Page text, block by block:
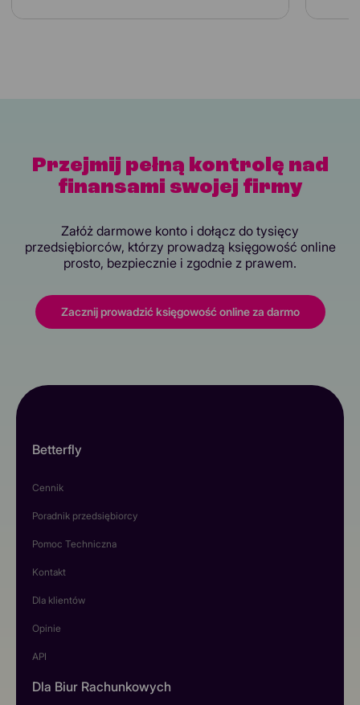
Przejmij pełną kontrolę nad
finansami swojej firmy
Załóż darmowe konto i dołącz do tysięcy
przedsiębiorców, którzy prowadzą księgowość online
prosto, bezpiecznie i zgodnie z prawem.
Zacznij prowadzić księgowość online za darmo
Betterfly
Cennik
Poradnik przedsiębiorcy
Pomoc Techniczna
Kontakt
Dla klientów
Opinie
API
Dla Biur Rachunkowych